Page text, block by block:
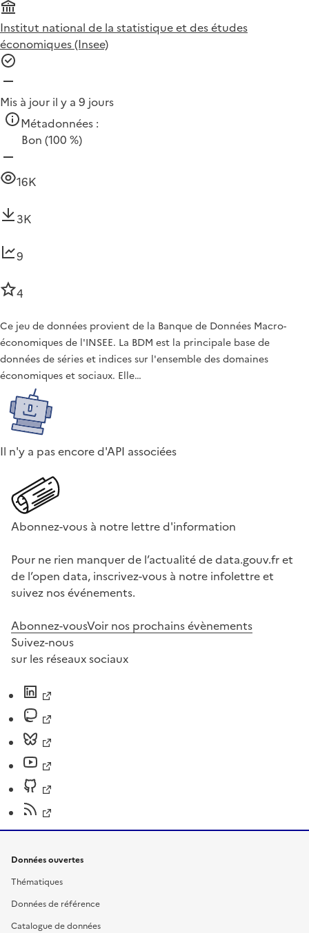
Institut national de la statistique et des études
économiques (Insee)
Mis à jour il y a 9 jours
Métadonnées :
Bon (100 %)
16K
3K
9
4
Ce jeu de données provient de la Banque de Données Macro-
économiques de l'INSEE. La BDM est la principale base de
données de séries et indices sur l'ensemble des domaines
économiques et sociaux. Elle…
Il n'y a pas encore d'API associées
Abonnez-vous à notre lettre d'information
Pour ne rien manquer de l’actualité de data.gouv.fr et
de l’open data, inscrivez-vous à notre infolettre et
suivez nos événements.
Abonnez-vousVoir nos prochains évènements
Suivez-nous
sur les réseaux sociaux
Données ouvertes
Thématiques
Données de référence
Catalogue de données